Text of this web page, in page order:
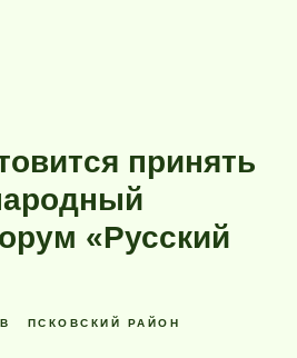
принять
«Русский
ПСКОВСКИЙ РАЙОН